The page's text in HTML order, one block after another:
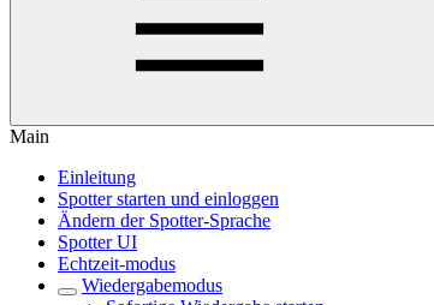
Main
Einleitung
Spotter starten und einloggen
Ändern der Spotter-Sprache
Spotter UI
Echtzeit-modus
Wiedergabemodus